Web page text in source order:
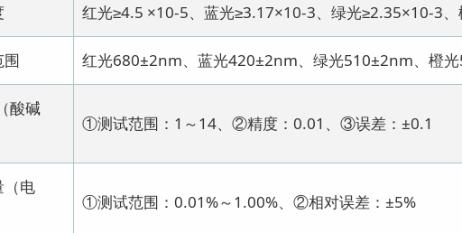
红光≥4.5 ×10-5、蓝光≥3.17×10-3、绿光≥2.35×10-3
围 红光680±2nm、蓝光420±2nm、绿光510±2nm、橙
酸碱
①测试范围：1～14、②精度：0.01、③误差：±0.1
（电
①测试范围：0.01%～1.00%、②相对误差：±5%